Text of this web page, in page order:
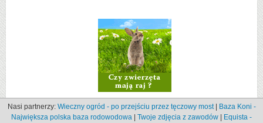
Nasi partnerzy: Wieczny ogród - po przejściu przez tęczowy most|
Baza Koni -
Największa polska baza rodowodowa
Twoje zdjęcia z zawodów Equista -